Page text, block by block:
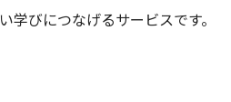
びにつなげるサービスです。